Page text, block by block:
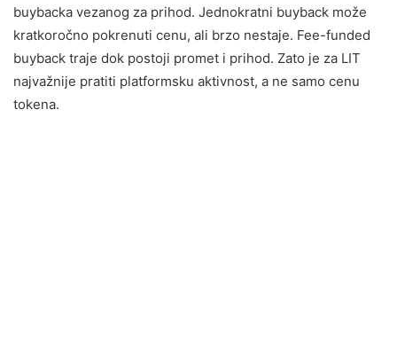
buybacka vezanog za prihod. Jednokratni buyback može
kratkoročno pokrenuti cenu, ali brzo nestaje. Fee-funded
buyback traje dok postoji promet i prihod. Zato je za LIT
najvažnije pratiti platformsku aktivnost, a ne samo cenu
tokena.